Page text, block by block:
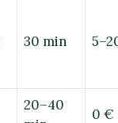
30 min
20–40
0 €